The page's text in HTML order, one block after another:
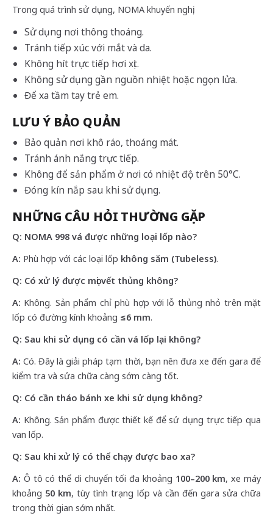
Trong quá trình sử dụng, NOMA khuyến nghị:
Sử dụng nơi thông thoáng.
Tránh tiếp xúc với mắt và da.
Không hít trực tiếp hơi xịt.
Không sử dụng gần nguồn nhiệt hoặc ngọn lửa.
Để xa tầm tay trẻ em.
LƯU Ý BẢO QUẢN
Bảo quản nơi khô ráo, thoáng mát.
Tránh ánh nắng trực tiếp.
Không để sản phẩm ở nơi có nhiệt độ trên 50°C.
Đóng kín nắp sau khi sử dụng.
NHỮNG CÂU HỎI THƯỜNG GẶP
Q: NOMA 998 vá được những loại lốp nào?
A: Phù hợp với các loại lốp không săm (Tubeless).
Q: Có xử lý được mọi vết thủng không?
A: Không. Sản phẩm chỉ phù hợp với lỗ thủng nhỏ trên mặt
lốp có đường kính khoảng ≤6 mm.
Q: Sau khi sử dụng có cần vá lốp lại không?
A: Có. Đây là giải pháp tạm thời, bạn nên đưa xe đến gara để
kiểm tra và sửa chữa càng sớm càng tốt.
Q: Có cần tháo bánh xe khi sử dụng không?
A: Không. Sản phẩm được thiết kế để sử dụng trực tiếp qua
van lốp.
Q: Sau khi xử lý có thể chạy được bao xa?
A: Ô tô có thể di chuyển tối đa khoảng 100–200 km, xe máy
khoảng 50 km, tùy tình trạng lốp và cần đến gara sửa chữa
trong thời gian sớm nhất.